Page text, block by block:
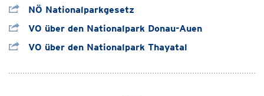
NÖ Nationalparkgesetz
VO über den Nationalpark Donau-Auen
VO über den Nationalpark Thayatal